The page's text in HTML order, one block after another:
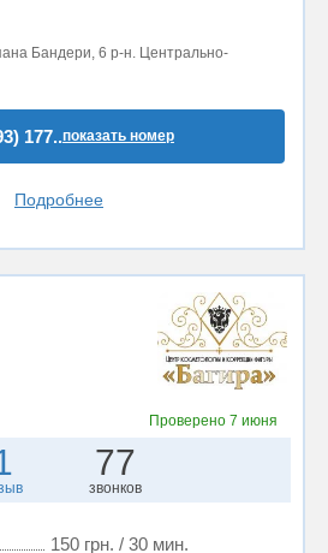
Бандери, 6 р-н. Центрально-
177..показать номер
Подробнее
Проверено7 июня
77
звонков
150 грн. / 30 мин.